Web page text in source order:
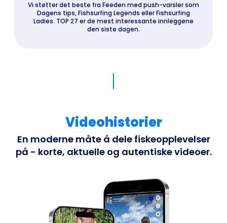
Vi støtter det beste fra Feeden med push-varsler som
Dagens tips, Fishsurfing Legends eller Fishsurfing
Ladies. TOP 27 er de mest interessante innleggene
den siste dagen.
Videohistorier
En moderne måte å dele fiskeopplevelser
på - korte, aktuelle og autentiske videoer.